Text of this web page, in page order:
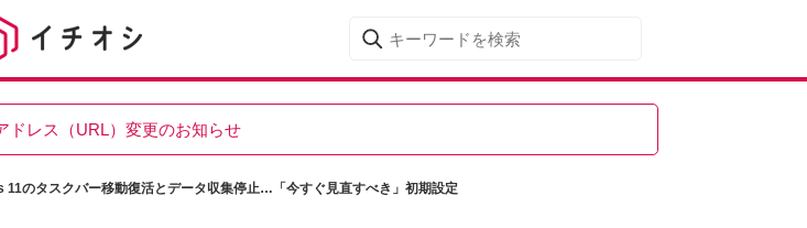
ドレス（URL）変更のお知らせ
11のタスクバー移動復活とデータ収集停止…「今すぐ見直すべき」初期設定